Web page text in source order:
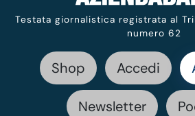
Testata giornalistica registrata al
numero 62
Shop Accedi
Newsletter